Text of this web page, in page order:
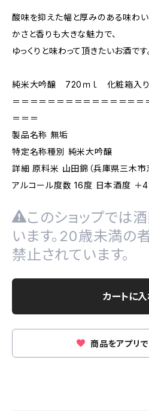
酸味を抑えた幅と厚みのある味わい
かさと香りも大きな魅力で、
ゆっくりと味わって頂きたいお酒です
純米大吟醸 720ｍｌ 化粧箱入り
＝＝＝＝＝＝＝＝＝＝＝＝＝＝＝
＝＝＝
製品名称 無垢
特定名称種別 純米大吟醸
詳細 原料米 山田錦（兵庫県三木
アルコール度数 16度 日本酒度
このショップでは
います。20歳未満の
禁止されています。
カートに
商品をアプリ